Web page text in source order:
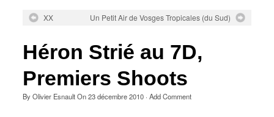
Portfolio
Paysages réunionnais
Oiseaux de l’Océan Indien
XX Un Petit Air de Vosges Tropicales (du Sud)
Héron Strié au 7D,
Premiers Shoots
ByOlivier EsnaultOn23 décembre 2010· Add Comment